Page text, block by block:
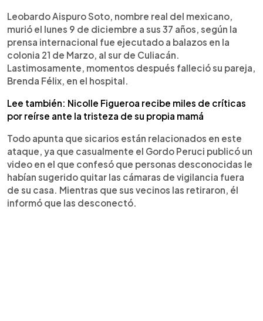
Leobardo Aispuro Soto, nombre real del mexicano,
murió el lunes 9 de diciembre a sus 37 años, según la
prensa internacional fue ejecutado a balazos en la
colonia 21 de Marzo, al sur de Culiacán.
Lastimosamente, momentos después falleció su pareja,
Brenda Félix, en el hospital.
Lee también: Nicolle Figueroa recibe miles de críticas
por reírse ante la tristeza de su propia mamá
Todo apunta que sicarios están relacionados en este
ataque, ya que casualmente el Gordo Peruci publicó un
video en el que confesó que personas desconocidas le
habían sugerido quitar las cámaras de vigilancia fuera
de su casa. Mientras que sus vecinos las retiraron, él
informó que las desconectó.